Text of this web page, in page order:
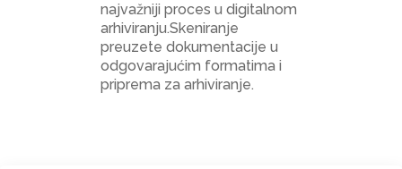
najvažniji proces u digitalnom
arhiviranju.Skeniranje
preuzete dokumentacije u
odgovarajućim formatima i
priprema za arhiviranje.